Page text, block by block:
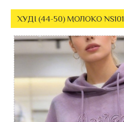
ХУДІ (44-50) МОЛОКО NS101